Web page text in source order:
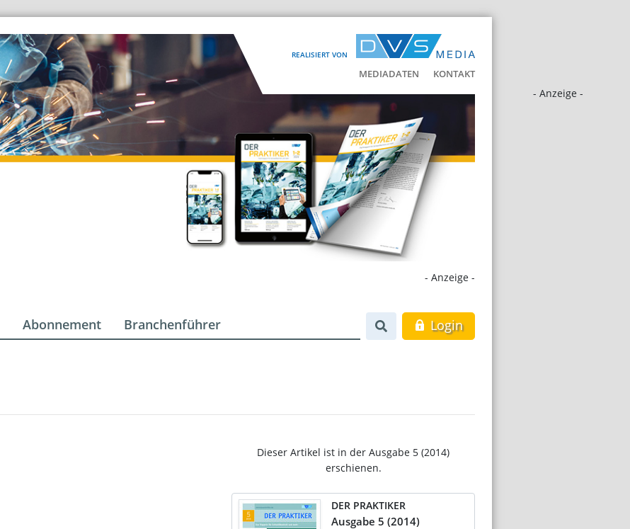
REALISIERT VON
MEDIADATEN KONTAKT
- Anzeige -
- Anzeige -
Abonnement Branchenführer Login
Dieser Artikel ist in der Ausgabe 5 (2014)
erschienen.
DER PRAKTIKER
Ausgabe 5 (2014)